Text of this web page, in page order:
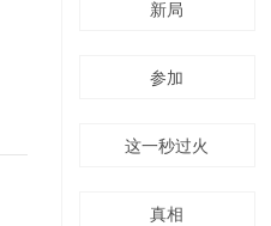
新局
参加
这一秒过火
真相